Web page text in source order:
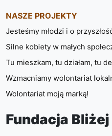
NASZE PROJEKTY
Jesteśmy młodzi i o
Silne kobiety w małych
Tu mieszkam, tu działam, tu
Wzmacniamy wolontariat
Wolontariat moją marką!
Fundacja Bliżej